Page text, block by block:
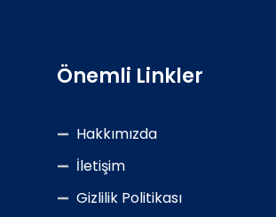
Önemli Linkler
Hakkımızda
İletişim
Gizlilik Politikası